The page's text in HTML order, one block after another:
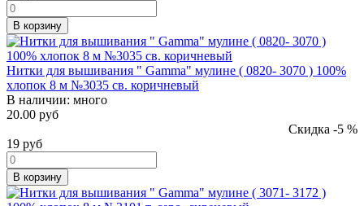
В корзину
Нитки для вышивания " Gamma" мулине ( 0820- 3070 ) 100%
хлопок 8 м №3035 св. коричневый
В наличии: много
20.00 руб
Скидка -5 %
19 руб
В корзину